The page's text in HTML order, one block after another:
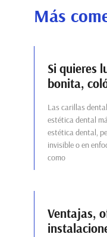
Más
Si quieres
bonita,
Las carillas
estética dental
estética dental,
invisible o en
como
Ventajas,